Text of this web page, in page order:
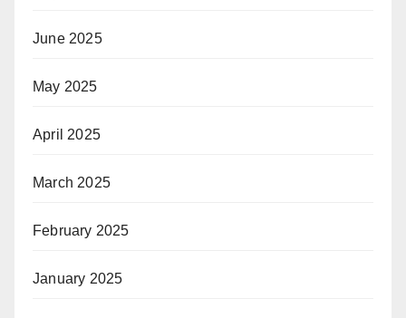
June 2025
May 2025
April 2025
March 2025
February 2025
January 2025